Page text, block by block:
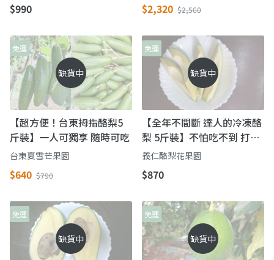
$990 $2,320 $2,560
缺貨中
免運
【超方便！台東拇指酪梨5
斤裝】一人可獨享 隨時可吃
台東夏雪芒果園
$640 $790
缺貨中
免運
【全年不間斷 達人的冷凍酪
梨 5斤裝】不怕吃不到 打果
汁及酪梨牛奶最佳選擇！
義仁酪梨花果園
$870
缺貨中
免運
缺貨中
免運